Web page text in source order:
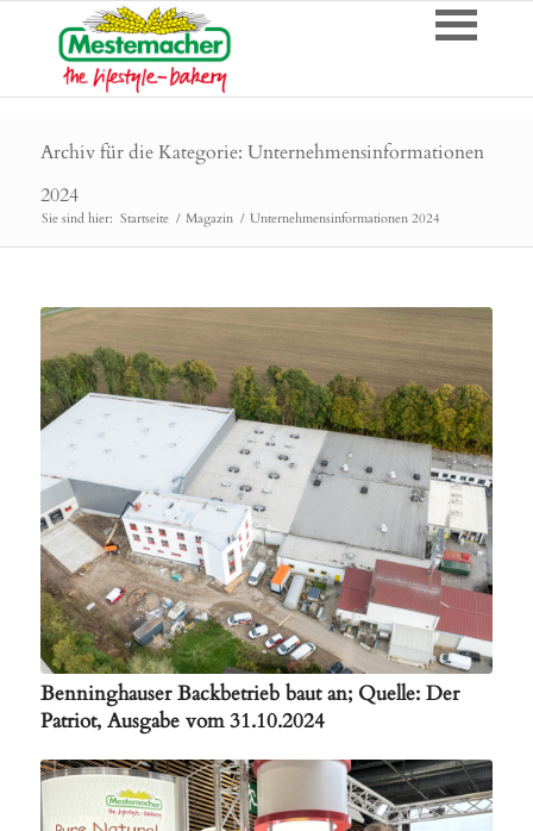
Archiv für die Kategorie: Unternehmensinformationen
2024
Sie sind hier: Startseite / Magazin / Unternehmensinformationen 2024
Benninghauser Backbetrieb baut an; Quelle: Der
Patriot, Ausgabe vom 31.10.2024